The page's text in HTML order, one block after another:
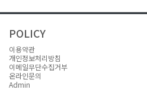
~20평
~30평
31평~
POLICY
이용약관
개인정보처리방침
이메일무단수집거부
온라인문의
Admin